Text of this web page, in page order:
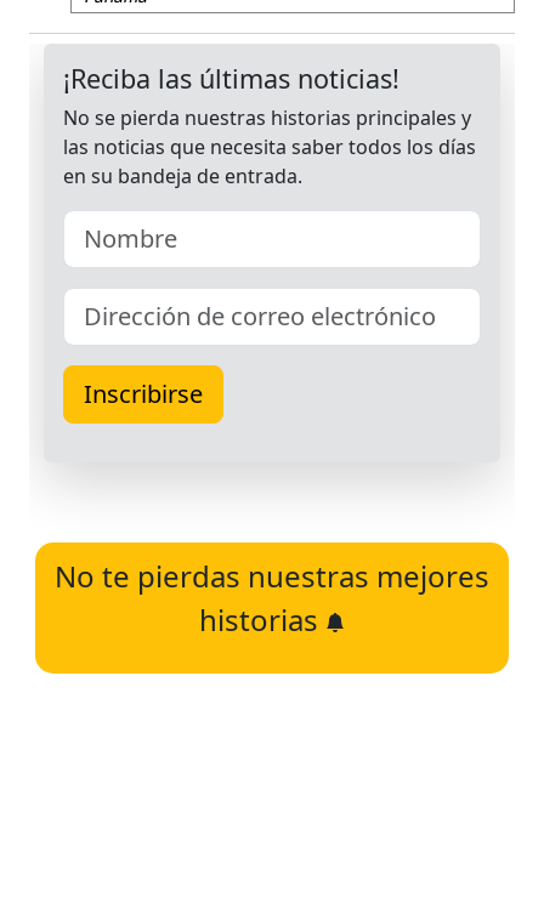
No te pierdas nuestras mejores
historias